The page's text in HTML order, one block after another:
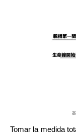
Tomar la medida